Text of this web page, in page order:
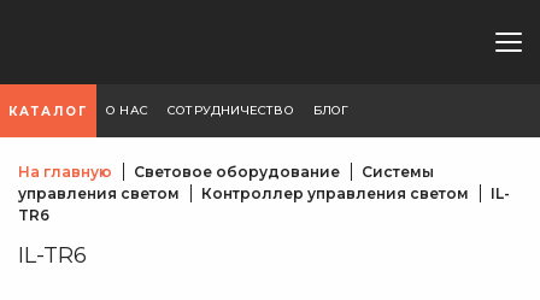
КАТАЛОГ О НАС СОТРУДНИЧЕСТВО БЛОГ
На главную Световое оборудование
Системы
управления светом
Контроллер управления светом
IL-
TR6
IL-TR6